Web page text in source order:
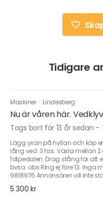
Tidigare
Maskiner · Lindesberg
Nu är våren här.
Togs bort för 13 år sedan -
Lägg yxan på hyllan och köp
lång ved. 3 fas. Växla mellan
fotpedalen. Drag stång för att
bvsa. obs Ring ej före 13. Inga
9818976 Annonsören vill inte
5 300 kr